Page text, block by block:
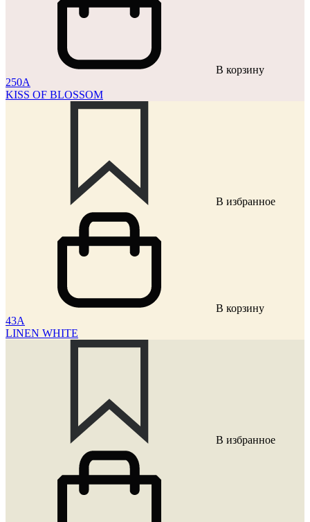
В корзину
250A
KISS OF BLOSSOM
В избранное
В корзину
43A
LINEN WHITE
В избранное